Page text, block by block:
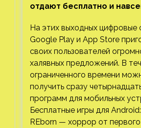
отдают бесплатно и
загрузок
На этих выходных цифровые
Google Play и App Store
своих пользователей
халявных предложений. В
ограниченного времени
получить сразу
программ для мобильных
Бесплатные игры для
REborn — хоррор от первого